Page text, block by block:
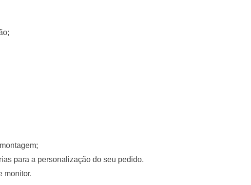
para a personalização do seu pedido.
monitor.